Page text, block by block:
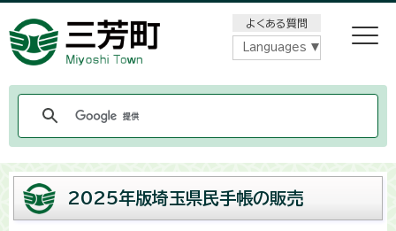
よくある質問
Languages
2025年版埼玉県民手帳の販売